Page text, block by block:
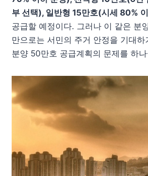
부 선택), 일반형 15만호(시세 80%
공급할 예정이다. 그러나 이 같은 분
만으로는 서민의 주거 안정을 기대하
분양 50만호 공급계획의 문제를 하